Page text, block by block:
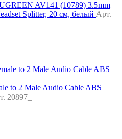
AV141 (10789) 3.5mm
Splitter, 20 см, белый Арт.
to 2 Male Audio Cable ABS
20897_